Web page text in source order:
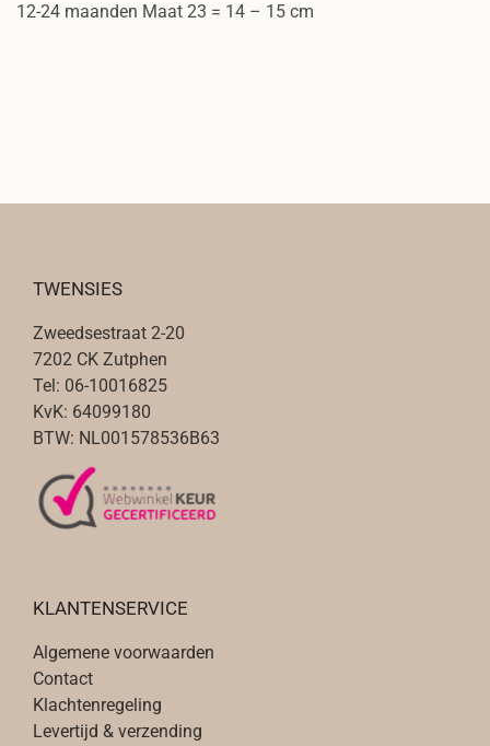
12-24 maanden Maat 23 = 14 – 15 cm
TWENSIES
Zweedsestraat 2-20
7202 CK Zutphen
Tel: 06-10016825
KvK: 64099180
BTW: NL001578536B63
KLANTENSERVICE
Algemene voorwaarden
Contact
Klachtenregeling
Levertijd & verzending